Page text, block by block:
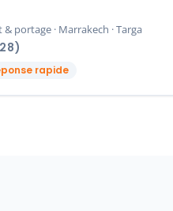
portage · Marrakech · Targa
rapide